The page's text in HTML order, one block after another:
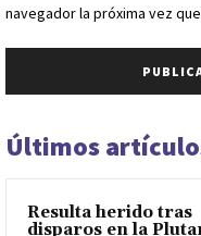
navegador la próxima vez
Últimos
Resulta herido tras
disparos en la